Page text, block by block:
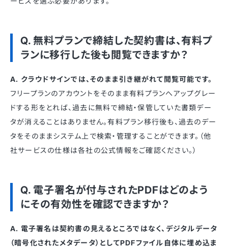
Q. 無料プランで締結した契約書は、有料プ
ランに移行した後も閲覧できますか？
A. クラウドサインでは、そのまま引き継がれて閲覧可能です。
フリープランのアカウントをそのまま有料プランへアップグレー
ドする形をとれば、過去に無料で締結・保管していた書類デー
タが消えることはありません。有料プラン移行後も、過去のデー
タをそのままシステム上で検索・管理することができます。（他
社サービスの仕様は各社の公式情報をご確認ください。）
Q. 電子署名が付与されたPDFはどのよう
にその有効性を確認できますか？
A. 電子署名は契約書の見えるところではなく、デジタルデータ
（暗号化されたメタデータ）としてPDFファイル自体に埋め込ま